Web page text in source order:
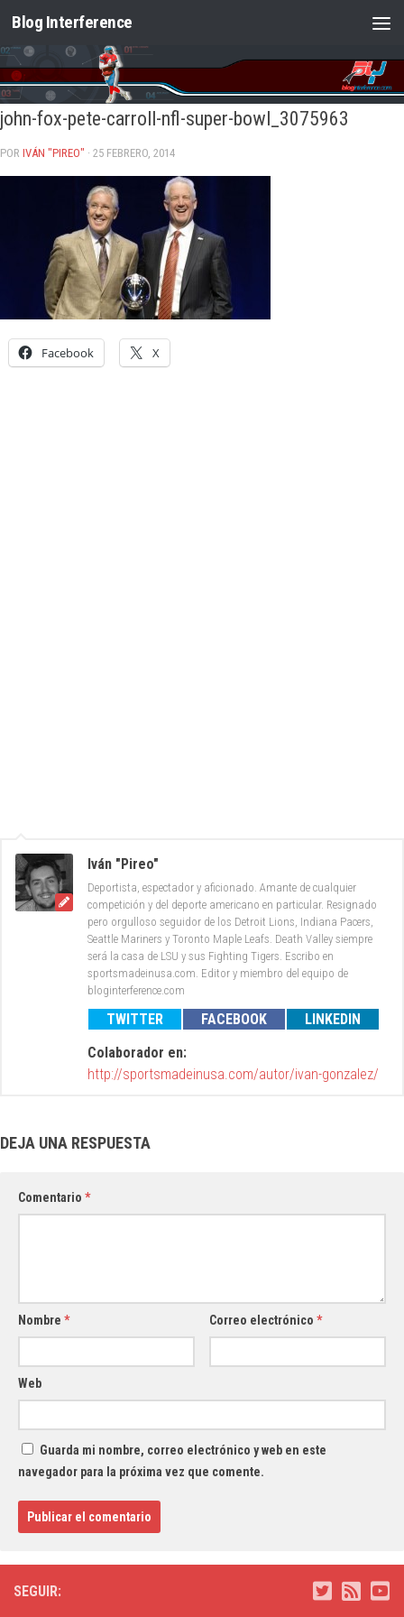
Saltar al contenido
Blog Interference
john-fox-pete-carroll-nfl-super-bowl_3075963
POR IVÁN "PIREO" · 25 FEBRERO, 2014
Facebook X
Iván "Pireo"
Deportista, espectador y aficionado. Amante de cualquier
competición y del deporte americano en particular. Resignado
pero orgulloso seguidor de los Detroit Lions, Indiana Pacers,
Seattle Mariners y Toronto Maple Leafs. Death Valley siempre
será la casa de LSU y sus Fighting Tigers. Escribo en
sportsmadeinusa.com. Editor y miembro del equipo de
bloginterference.com
TWITTER FACEBOOK
LINKEDIN
Colaborador en:
http://sportsmadeinusa.com/autor/ivan-gonzalez/
DEJA UNA RESPUESTA
Comentario *
Nombre * Correo electrónico*
Web
Guarda mi nombre, correo electrónico y web en este
navegador para la próxima vez que comente.
SEGUIR: